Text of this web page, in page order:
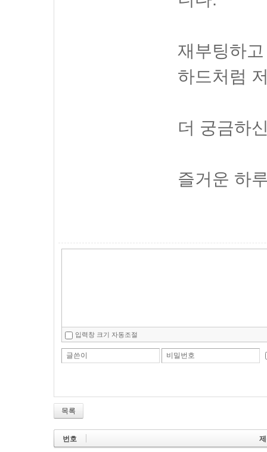
재부팅하
하드처럼
더 궁금하
즐거운 하
입력창 크기 자동조절
글쓴이 비밀번호
목록
번호